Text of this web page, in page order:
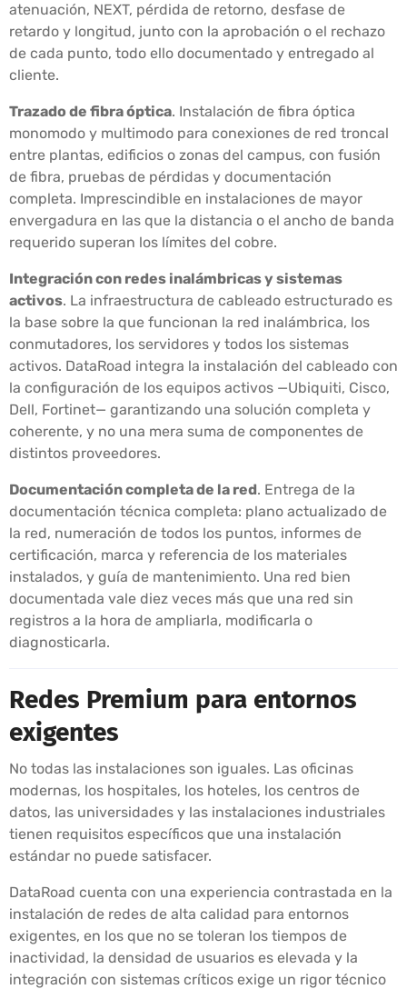
atenuación, NEXT, pérdida de retorno, desfase de
retardo y longitud, junto con la aprobación o el rechazo
de cada punto, todo ello documentado y entregado al
cliente.
Trazado de fibra óptica. Instalación de fibra óptica
monomodo y multimodo para conexiones de red troncal
entre plantas, edificios o zonas del campus, con fusión
de fibra, pruebas de pérdidas y documentación
completa. Imprescindible en instalaciones de mayor
envergadura en las que la distancia o el ancho de banda
requerido superan los límites del cobre.
Integración con redes inalámbricas y sistemas
activos. La infraestructura de cableado estructurado es
la base sobre la que funcionan la red inalámbrica, los
conmutadores, los servidores y todos los sistemas
activos. DataRoad integra la instalación del cableado con
la configuración de los equipos activos —Ubiquiti, Cisco,
Dell, Fortinet— garantizando una solución completa y
coherente, y no una mera suma de componentes de
distintos proveedores.
Documentación completa de la red. Entrega de la
documentación técnica completa: plano actualizado de
la red, numeración de todos los puntos, informes de
certificación, marca y referencia de los materiales
instalados, y guía de mantenimiento. Una red bien
documentada vale diez veces más que una red sin
registros a la hora de ampliarla, modificarla o
diagnosticarla.
Redes Premium para entornos
exigentes
No todas las instalaciones son iguales. Las oficinas
modernas, los hospitales, los hoteles, los centros de
datos, las universidades y las instalaciones industriales
tienen requisitos específicos que una instalación
estándar no puede satisfacer.
DataRoad cuenta con una experiencia contrastada en la
instalación de redes de alta calidad para entornos
exigentes, en los que no se toleran los tiempos de
inactividad, la densidad de usuarios es elevada y la
integración con sistemas críticos exige un rigor técnico